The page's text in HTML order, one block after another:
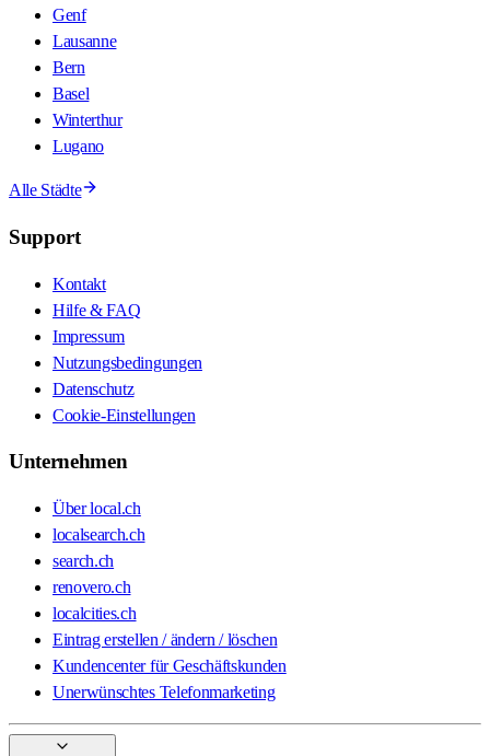
Genf
Lausanne
Bern
Basel
Winterthur
Lugano
Alle Städte
Support
Kontakt
Hilfe & FAQ
Impressum
Nutzungsbedingungen
Datenschutz
Cookie-Einstellungen
Unternehmen
Über local.ch
localsearch.ch
search.ch
renovero.ch
localcities.ch
Eintrag erstellen / ändern / löschen
Kundencenter für Geschäftskunden
Unerwünschtes Telefonmarketing